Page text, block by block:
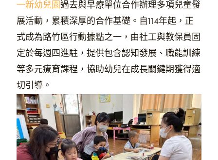
一新幼兒園過去與早療單位合作辦理多項兒童發
展活動，累積深厚的合作基礎。自114年起，正
式成為路竹區行動據點之一，由社工與教保員固
定於每週四進駐，提供包含認知發展、職能訓練
等多元療育課程，協助幼兒在成長關鍵期獲得適
切引導。